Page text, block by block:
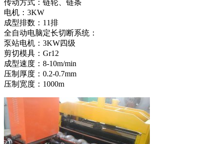
传动方式：链轮、链条
电机：3KW
成型排数：11排
全自动电脑定长切断系统：
泵站电机：3KW四级
剪切模具：Gr12
成型速度：8-10m/min
压制厚度：0.2-0.7mm
压制宽度：1000m